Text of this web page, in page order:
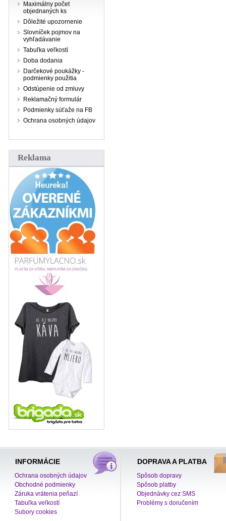
Maximálny počet
objednaných ks
Dôležité upozornenie
Slovníček pojmov na
vyhľadávanie
Tabuľka veľkostí
Doba dodania
Darčekové poukážky -
podmienky použitia
Odstúpenie od zmluvy
Reklamačný formulár
Podmienky súťaže na FB
Ochrana osobných údajov
Reklama
INFORMÁCIE
Ochrana osobných údajov
Obchodné podmienky
Záruka vrátenia peňazí
Tabuľka veľkostí
Subory cookies
DOPRAVA A PLATBA
Spôsob dopravy
Spôsob platby
Objednávky cez SMS
Problémy s doručením